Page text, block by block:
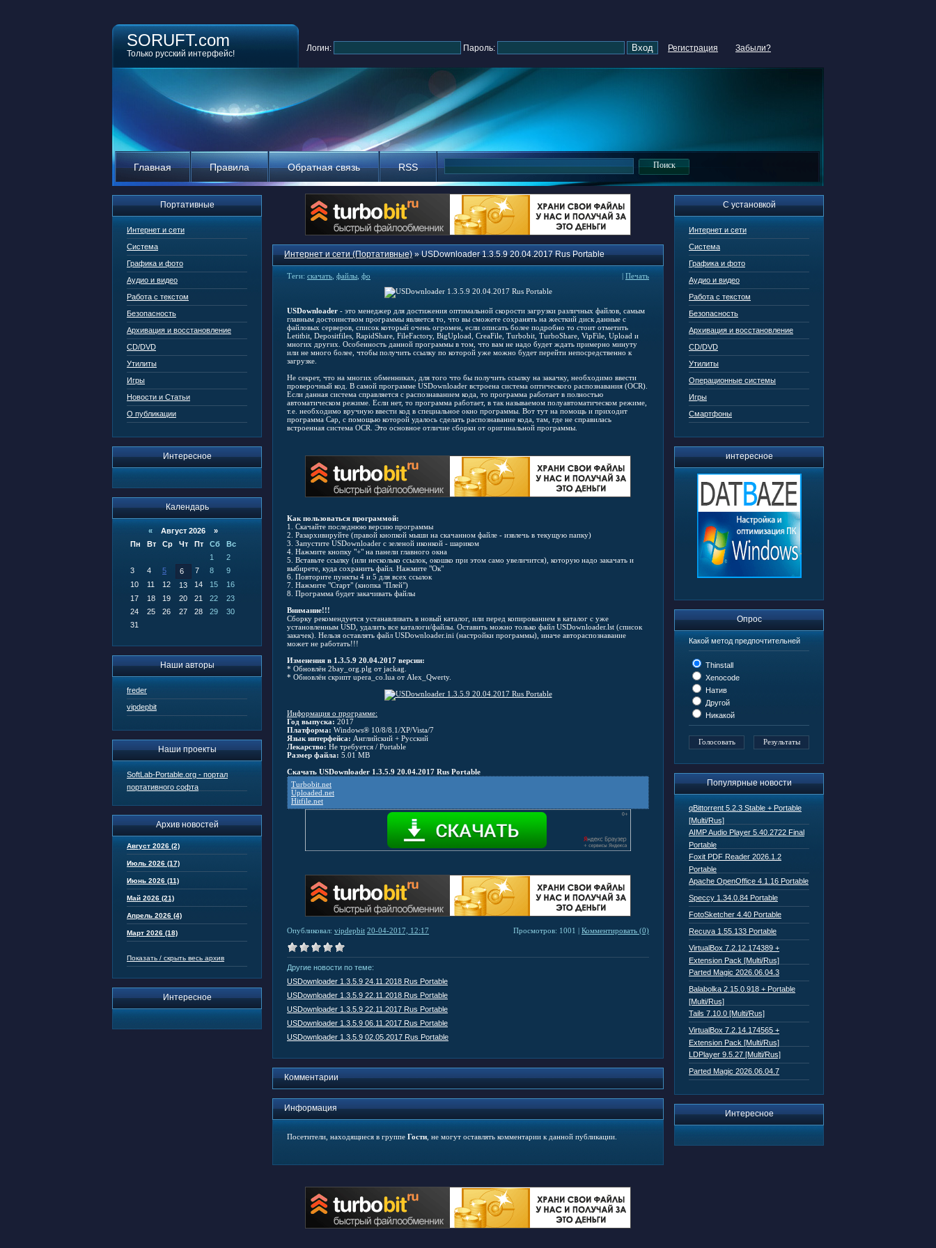
SORUFT.com
Только русский интерфейс!
Логин: Пароль: Регистрация Забыли?
Главная Правила Обратная связь RSS
Портативные
Интернет и сети
Система
Графика и фото
Аудио и видео
Работа с текстом
Безопасность
Архивация и восстановление
CD/DVD
Утилиты
Игры
Новости и Статьи
О публикации
Интересное
Календарь
« Август 2026 »
Пн
Вт Ср Чт Пт Сб
Вс
1
2
3
4 5 6 7 8
9
10
11 12 13 14 15
16
17
18 19 20 21 22
23
24
25 26 27 28 29
30
31
Наши авторы
freder
vipdepbit
Наши проекты
SoftLab-Portable.org - портал
портативного софта
Архив новостей
Август 2026 (2)
Июль 2026 (17)
Июнь 2026 (11)
Май 2026 (21)
Апрель 2026 (4)
Март 2026 (18)
Показать / скрыть весь архив
Интересное
С установкой
Интернет и сети
Система
Графика и фото
Аудио и видео
Работа с текстом
Безопасность
Архивация и восстановление
CD/DVD
Утилиты
Операционные системы
Игры
Смартфоны
интересное
Опрос
Какой метод предпочтительней
Thinstall
Xenocode
Натив
Другой
Никакой
Популярные новости
qBittorrent 5.2.3 Stable + Portable
[Multi/Rus]
AIMP Audio Player 5.40.2722 Final
Portable
Foxit PDF Reader 2026.1.2
Portable
Apache OpenOffice 4.1.16 Portable
Speccy 1.34.0.84 Portable
FotoSketcher 4.40 Portable
Recuva 1.55.133 Portable
VirtualBox 7.2.12.174389 +
Extension Pack [Multi/Rus]
Parted Magic 2026.06.04.3
Balabolka 2.15.0.918 + Portable
[Multi/Rus]
Tails 7.10.0 [Multi/Rus]
VirtualBox 7.2.14.174565 +
Extension Pack [Multi/Rus]
LDPlayer 9.5.27 [Multi/Rus]
Parted Magic 2026.06.04.7
Интересное
Интернет и сети (Портативные)» USDownloader 1.3.5.9 20.04.2017 Rus Portable
Теги: скачать файлы фо | Печать
USDownloader - это менеджер для достижения оптимальной скорости загрузки различных файлов, самым
главным достоинством программы является то, что вы сможете сохранять на жесткий диск данные с
файловых серверов, список который очень огромен, если описать более подробно то стоит отметить
Letitbit, Depositfiles, RapidShare, FileFactory, BigUpload, CreaFile, Turbobit, TurboShare, VipFile, Upload и
многих других. Особенность данной программы в том, что вам не надо будет ждать примерно минуту
или не много более, чтобы получить ссылку по которой уже можно будет перейти непосредственно к
загрузке.
Не секрет, что на многих обменниках, для того что бы получить ссылку на закачку, необходимо ввести
проверочный код. В самой программе USDownloader встроена система оптического распознавания (OCR).
Если данная система справляется с распознаванием кода, то программа работает в полностью
автоматическом режиме. Если нет, то программа работает, в так называемом полуавтоматическом режиме,
т.е. необходимо вручную ввести код в специальное окно программы. Вот тут на помощь и приходит
программа Cap, с помощью которой удалось сделать распознавание кода, там, где не справилась
встроенная система OCR. Это основное отличие сборки от оригинальной программы.
Как пользоваться программой:
1. Скачайте последнюю версию программы
2. Разархивируйте (правой кнопкой мыши на скачанном файле - извлечь в текущую папку)
3. Запустите USDownloader с зеленой иконкой - шариком
4. Нажмите кнопку "+" на панели главного окна
5. Вставьте ссылку (или несколько ссылок, окошко при этом само увеличится), которую надо закачать и
выбирете, куда сохранить файл. Нажмите "Ок"
6. Повторите пункты 4 и 5 для всех ссылок
7. Нажмите "Старт" (кнопка "Плей")
8. Программа будет закачивать файлы
Внимание!!!
Cборку рекомендуется устанавливать в новый каталог, или перед копированием в каталог с уже
установленным USD, удалить все каталоги/файлы. Оставить можно только файл USDownloader.lst (список
закачек). Нельзя оставлять файл USDownloader.ini (настройки программы), иначе автораспознавание
может не работать!!!
Изменения в 1.3.5.9 20.04.2017 версии:
* Обновлён 2bay_org.plg от jackag.
* Обновлён скрипт upera_co.lua от Alex_Qwerty.
Информация о программе:
Год выпуска: 2017
Платформа: Windows® 10/8/8.1/XP/Vista/7
Язык интерфейса: Английский + Русский
Лекарство: Не требуется / Portable
Размер файла: 5.01 MB
Скачать USDownloader 1.3.5.9 20.04.2017 Rus Portable
Turbobit.net
Uploaded.net
Hitfile.net
Опубликовал: vipdepbit 20-04-2017, 12:17 Просмотров: 1001 | Комментировать (0)
Другие новости по теме:
USDownloader 1.3.5.9 24.11.2018 Rus Portable
USDownloader 1.3.5.9 22.11.2018 Rus Portable
USDownloader 1.3.5.9 22.11.2017 Rus Portable
USDownloader 1.3.5.9 06.11.2017 Rus Portable
USDownloader 1.3.5.9 02.05.2017 Rus Portable
Комментарии
Информация
Посетители, находящиеся в группе Гости , не могут оставлять комментарии к данной публикации.